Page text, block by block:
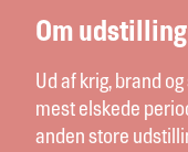
Om
Ud af krig, brand
mest elskede
anden store